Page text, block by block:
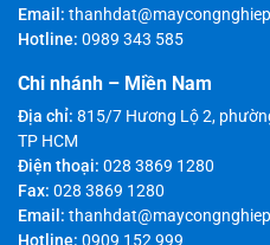
Email:
Hotline: 0989 343 585
Chi nhánh – Miền Nam
Địa chỉ: 815/7 Hương Lộ 2,
TP HCM
Điện thoại: 028 3869 1280
Fax: 028 3869 1280
Email:
Hotline: 0909 152 999